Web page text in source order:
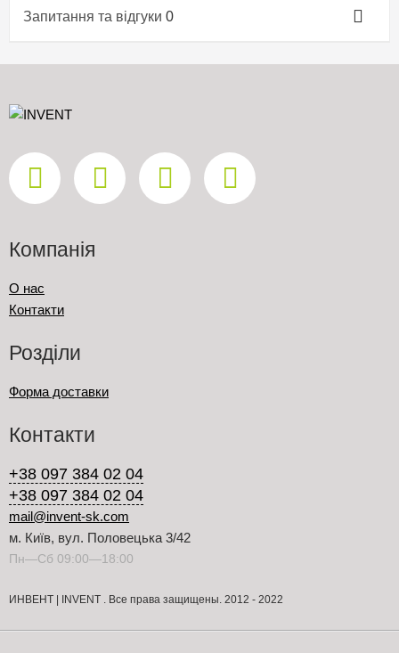
Запитання та відгуки 0
Компанія
О нас
Контакти
Розділи
Форма доставки
Контакти
+38 097 384 02 04
+38 097 384 02 04
mail@invent-sk.com
м. Київ, вул. Половецька 3/42
Пн—Сб 09:00—18:00
ИНВЕНТ | INVENT . Все права защищены. 2012 - 2022